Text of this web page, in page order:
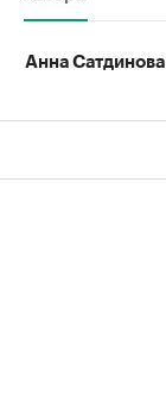
Анна Сатдинова